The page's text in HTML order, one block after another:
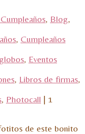
, Blog,
, Cumpleaños
, Eventos
, Libros de firmas,
, Photocall | 1
de este bonito